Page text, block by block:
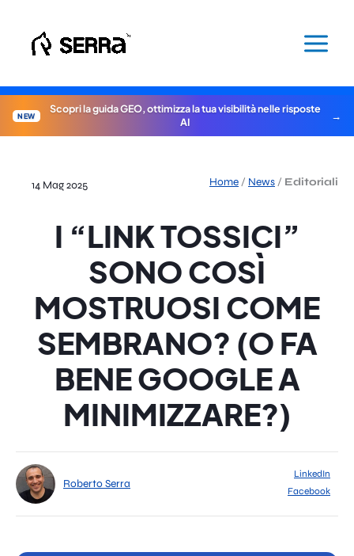
contenuto
NEW
Scopri la guida GEO, ottimizza la tua visibilità nelle risposte
AI
Home / News / Editoriali
14 Mag 2025
I “LINK TOSSICI”
SONO COSÌ
MOSTRUOSI COME
SEMBRANO? (O FA
BENE GOOGLE A
MINIMIZZARE?)
Roberto Serra
LinkedIn
Facebook